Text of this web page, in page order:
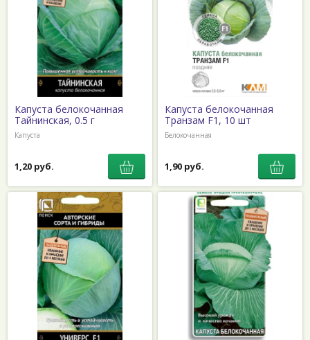
Капуста белокочанная
Тайнинская, 0.5 г
Капуста
1,20 руб.
Капуста белокочанная
Транзам F1, 10 шт
Белокочанная
1,90 руб.